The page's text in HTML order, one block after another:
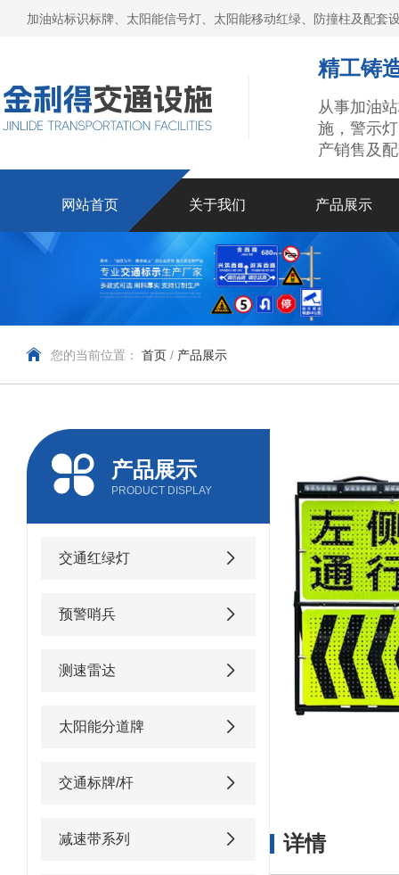
加油站标识标牌、太阳能信号灯、太阳能移动红绿、防撞柱及配
精工铸
从事加油
施，警示
产销售及
网站首页 关于我们 产品展示
您的当前位置： 首页 / 产品展示
产品展示
PRODUCT DISPLAY
交通红绿灯
预警哨兵
测速雷达
太阳能分道牌
交通标牌/杆
减速带系列 详情